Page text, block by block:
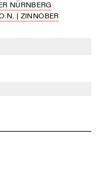
NÜRNBERG
| ZINNOBER